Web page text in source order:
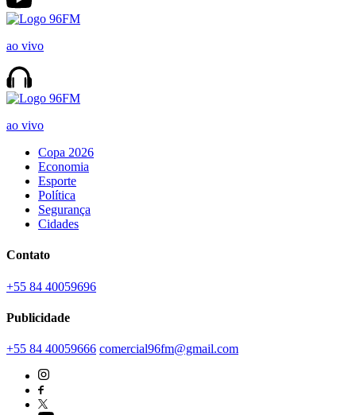
ao vivo
ao vivo
Copa 2026
Economia
Esporte
Política
Segurança
Cidades
Contato
+55 84 40059696
Publicidade
+55 84 40059666 comercial96fm@gmail.com